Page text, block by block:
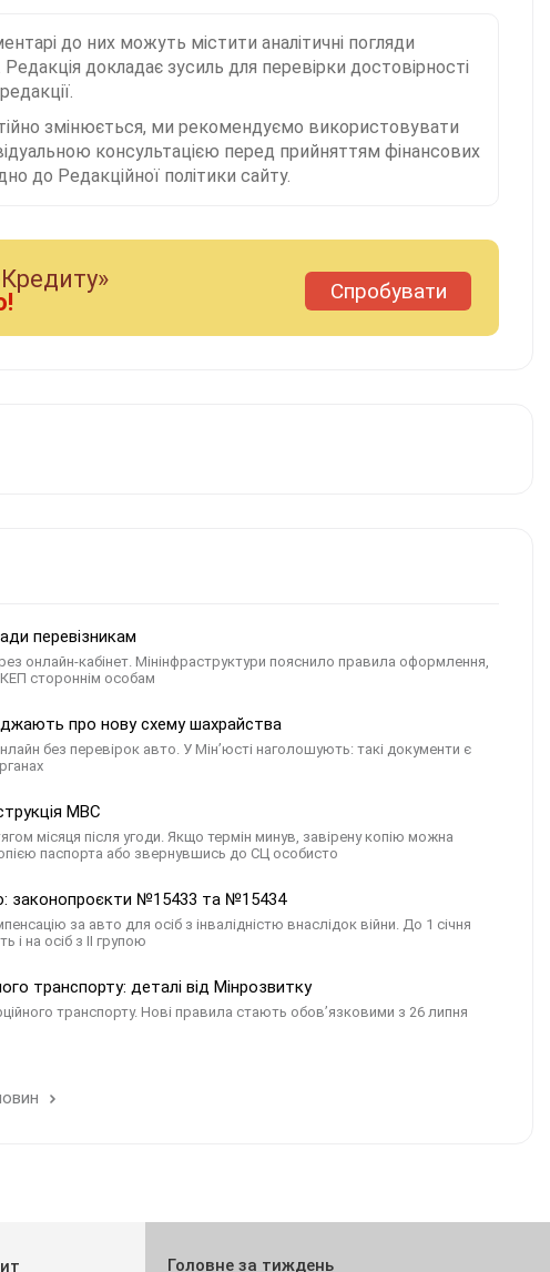
до них можуть містити аналітичні погляди
докладає зусиль для перевірки достовірності
змінюється, ми рекомендуємо використовувати
консультацією перед прийняттям фінансових
до Редакційної політики сайту.
Спробувати
перевізникам
онлайн-кабінет. Мінінфраструктури пояснило правила оформлення,
стороннім особам
про нову схему шахрайства
без перевірок авто. У Мін’юсті наголошують: такі документи є
МВС
місяця після угоди. Якщо термін минув, завірену копію можна
паспорта або звернувшись до СЦ особисто
законопроєкти №15433 та №15434
за авто для осіб з інвалідністю внаслідок війни. До 1 січня
і на осіб з ІІ групою
транспорту: деталі від Мінрозвитку
транспорту. Нові правила стають обовʼязковими з 26 липня
Головне за тиждень